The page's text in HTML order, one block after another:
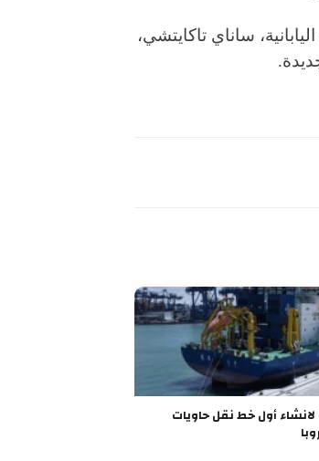
ساناي تاكايتشي،
شراكة روسية صينية لانشاء أول خط نقل حاويات